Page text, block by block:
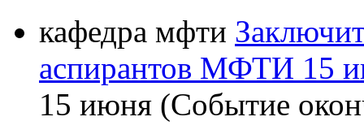
кафедра мфти
аспирантов МФТИ 15
15 июня (Событие